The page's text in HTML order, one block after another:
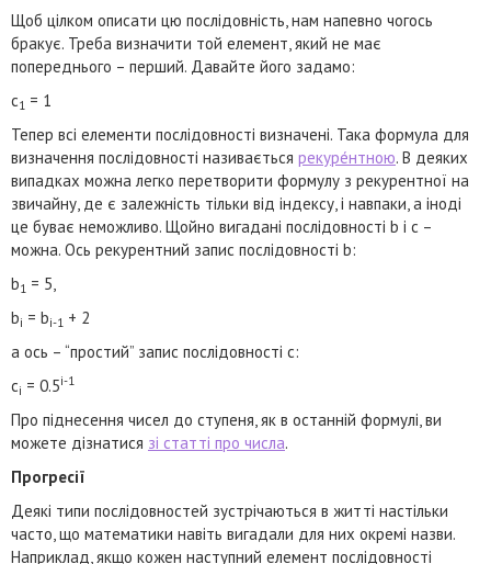
Щоб цілком описати цю послідовність, нам напевно чогось
бракує. Треба визначити той елемент, який не має
попереднього – перший. Давайте його задамо:
c1 = 1
Тепер всі елементи послідовності визначені. Така формула для
визначення послідовності називається рекуре́нтною. В деяких
випадках можна легко перетворити формулу з рекурентної на
звичайну, де є залежність тільки від індексу, і навпаки, а іноді
це буває неможливо. Щойно вигадані послідовності b і c –
можна. Ось рекурентний запис послідовності b:
b1 = 5,
bi = bi-1 + 2
а ось – “простий” запис послідовності c:
ci = 0.5i-1
Про піднесення чисел до ступеня, як в останній формулі, ви
можете дізнатися зі статті про числа.
Прогресії
Деякі типи послідовностей зустрічаються в житті настільки
часто, що математики навіть вигадали для них окремі назви.
Наприклад, якщо кожен наступний елемент послідовності